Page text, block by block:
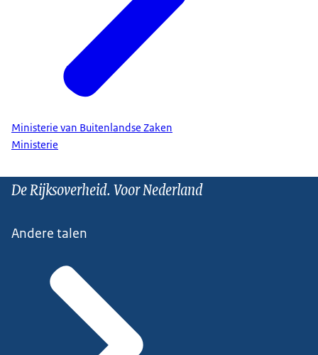
Ministerie van Buitenlandse Zaken
Ministerie
De Rijksoverheid. Voor Nederland
Andere talen